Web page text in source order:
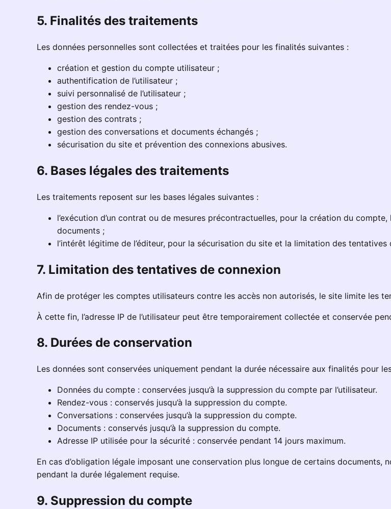
5. Finalités des traitements
Les données personnelles sont collectées et traitées pour les finalités suivantes :
création et gestion du compte utilisateur ;
authentification de l’utilisateur ;
suivi personnalisé de l’utilisateur ;
gestion des rendez-vous ;
gestion des contrats ;
gestion des conversations et documents échangés ;
sécurisation du site et prévention des connexions abusives.
6. Bases légales des traitements
Les traitements reposent sur les bases légales suivantes :
l’exécution d’un contrat ou de mesures précontractuelles, pour la création du
documents ;
l’intérêt légitime de l’éditeur, pour la sécurisation du site et la limitation des tentatives
7. Limitation des tentatives de connexion
Afin de protéger les comptes utilisateurs contre les accès non autorisés, le site limite les
À cette fin, l’adresse IP de l’utilisateur peut être temporairement collectée et conservée
8. Durées de conservation
Les données sont conservées uniquement pendant la durée nécessaire aux finalités pour
Données du compte : conservées jusqu’à la suppression du compte par l’utilisateur.
Rendez-vous : conservés jusqu’à la suppression du compte.
Conversations : conservées jusqu’à la suppression du compte.
Documents : conservés jusqu’à la suppression du compte.
Adresse IP utilisée pour la sécurité : conservée pendant 14 jours maximum.
En cas d’obligation légale imposant une conservation plus longue de certains
pendant la durée légalement requise.
9. Suppression du compte